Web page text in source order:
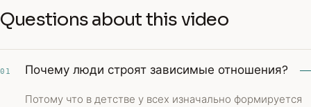
Questions about this video
01 Почему люди строят зависимые отношения?
Потому что в детстве у всех изначально формируется